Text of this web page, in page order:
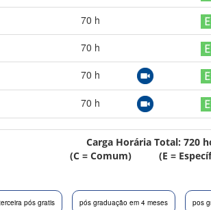
70 h
70 h
70 h
70 h
Carga Horária Total: 720
(C = Comum) (E =
pós gratis pós graduação em 4 meses pos